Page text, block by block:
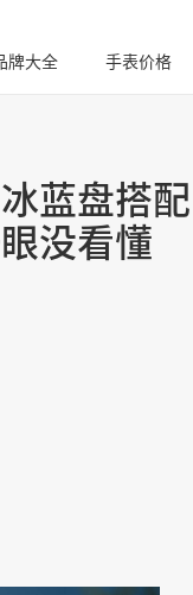
腕
牌大全 手表价格
蓝盘搭配
没看懂